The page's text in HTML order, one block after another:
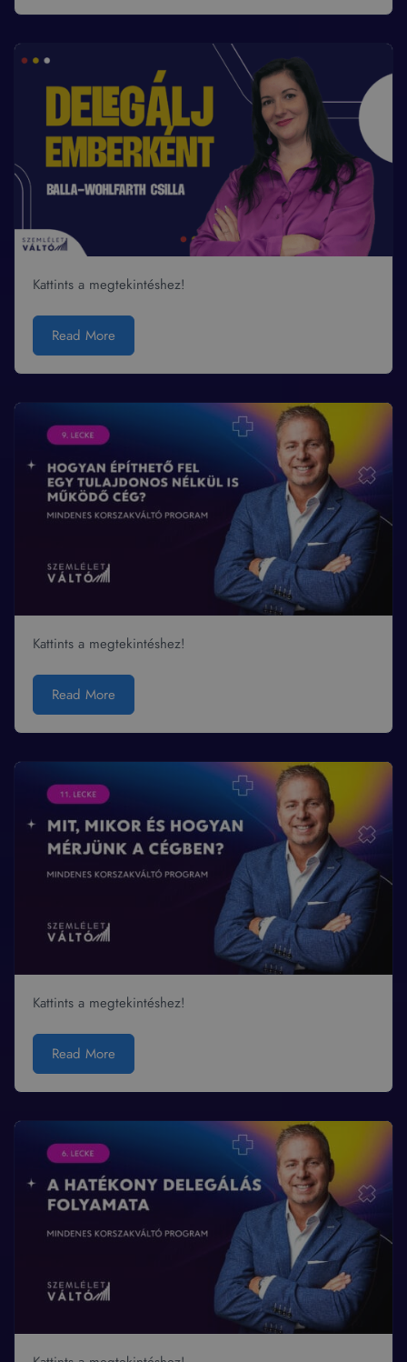
Kattints a megtekintéshez!
Read More
Kattints a megtekintéshez!
Read More
Kattints a megtekintéshez!
Read More